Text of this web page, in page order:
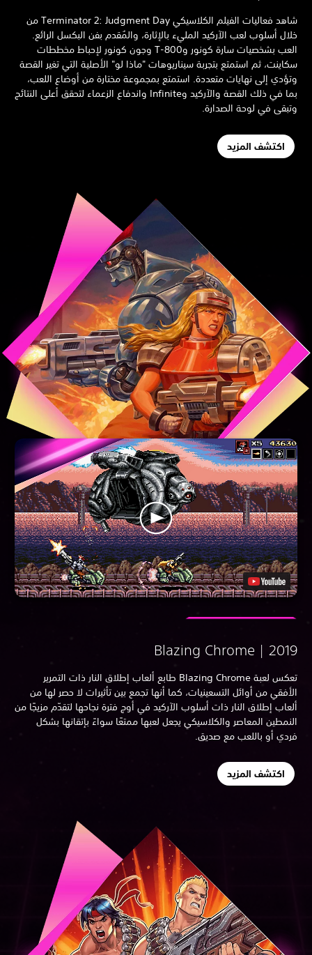
شاهد فعاليات الفيلم الكلاسيكي Terminator 2: Judgment Day من
أسلوب لعب الآركيد المليء بالإثارة، والمُقدم بفن البكسل الرائع.
العب بشخصيات سارة كونور وT-800 وجون كونور لإحباط مخططات
ثم استمتع بتجربة سيناريوهات "ماذا لو" الأصلية التي تغير القصة
إلى نهايات متعددة. استمتع بمجموعة مختارة من أوضاع اللعب،
بما في ذلك القصة والآركيد وInfinite واندفاع الزعماء لتحقق أعلى النتائج
في لوحة الصدارة.
اكتشف المزيد
Blazing Chrome |
تعكس لعبة Blazing Chrome طابع ألعاب إطلاق النار ذات التمرير
من أوائل التسعينيات، كما أنها تجمع بين تأثيرات لا حصر لها من
إطلاق النار ذات أسلوب الآركيد في أوج فترة نجاحها لتقدّم مزيجًا من
المعاصر والكلاسيكي يجعل لعبها ممتعًا سواءً بإتقانها بشكل
أو باللعب مع صديق.
اكتشف المزيد